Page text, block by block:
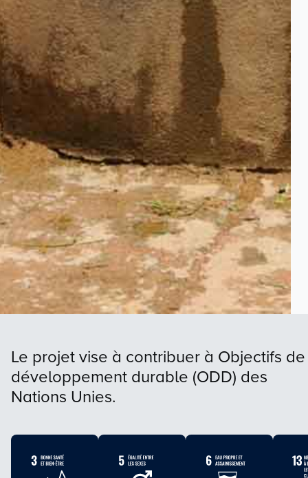
Le projet vise à contribuer à Objectifs de
développement durable (ODD) des
Nations Unies.